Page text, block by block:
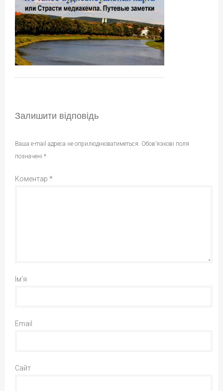
Залишити відповідь
Ваша e-mail адреса не оприлюднюватиметься. Обов’язкові поля
позначені *
Коментар *
Ім'я
Email
Сайт